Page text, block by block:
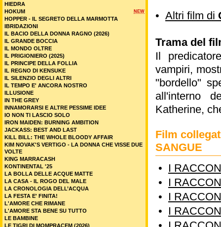
• Altri film di
Trama del
Il
vampiri,
"bordello"
all'interno
Katherine,
Film
SANGUE
• I
• I
• I
• I
HIEDRA
NEW
HOKUM
HOPPER - IL SEGRETO DELLA MARMOTTA
IBRIDAZIONI
IL BACIO DELLA DONNA RAGNO (2026)
IL GRANDE BOCCIA
IL MONDO OLTRE
IL PRIGIONIERO (2025)
IL PRINCIPE DELLA FOLLIA
IL REGNO DI KENSUKE
IL SILENZIO DEGLI ALTRI
IL TEMPO E' ANCORA NOSTRO
ILLUSIONE
IN THE GREY
INNAMORARSI E ALTRE PESSIME IDEE
IO NON TI LASCIO SOLO
IRON MAIDEN: BURNING AMBITION
JACKASS: BEST AND LAST
KILL BILL: THE WHOLE BLOODY AFFAIR
KIM NOVAK'S VERTIGO - LA DONNA CHE VISSE DUE
VOLTE
KING MARRACASH
KONTINENTAL '25
LA BOLLA DELLE ACQUE MATTE
LA CASA - IL ROGO DEL MALE
LA CRONOLOGIA DELL’ACQUA
LA FESTA E' FINITA!
L'AMORE CHE RIMANE
L'AMORE STA BENE SU TUTTO
LE BAMBINE
LE TIGRI DI MOMPRACEM (2026)